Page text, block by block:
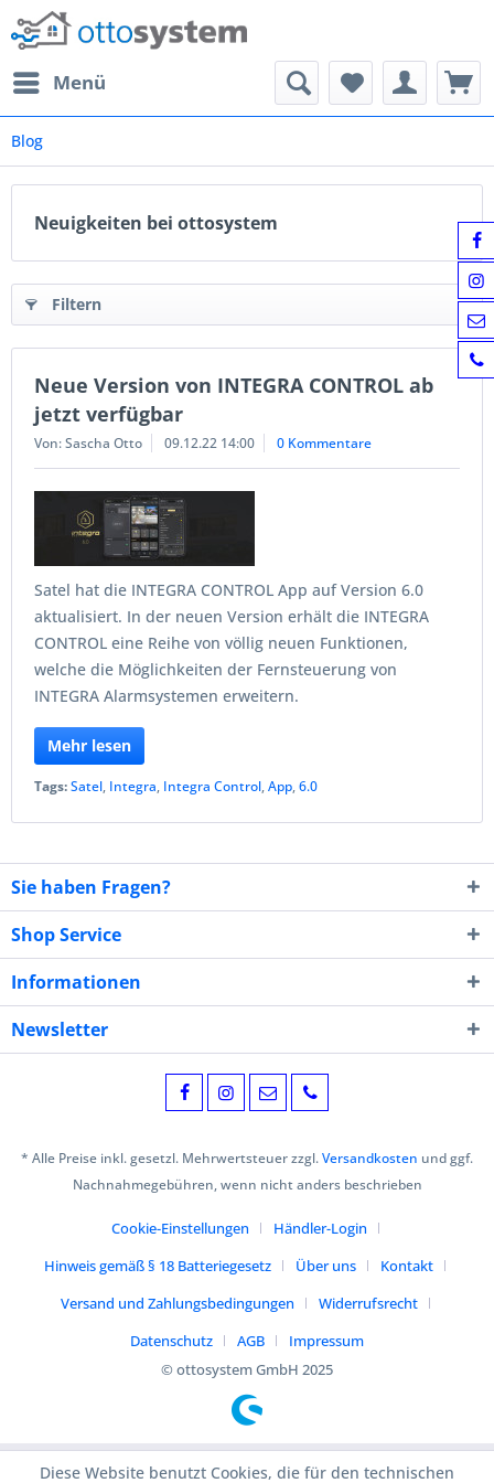
Menü
Blog
Neuigkeiten bei ottosystem
Filtern
Neue Version von INTEGRA CONTROL ab
jetzt verfügbar
Von: Sascha Otto 09.12.22 14:00 0 Kommentare
Satel hat die INTEGRA CONTROL App auf Version 6.0
aktualisiert. In der neuen Version erhält die INTEGRA
CONTROL eine Reihe von völlig neuen Funktionen,
welche die Möglichkeiten der Fernsteuerung von
INTEGRA Alarmsystemen erweitern.
Mehr lesen
Tags:Satel, Integra, Integra Control,App,6.0
Sie haben Fragen?
Shop Service
Informationen
Newsletter
* Alle Preise inkl. gesetzl. Mehrwertsteuer zzgl.Versandkosten und ggf.
Nachnahmegebühren, wenn nicht anders beschrieben
Cookie-Einstellungen
Händler-Login
Hinweis gemäß § 18 Batteriegesetz
Über uns
Kontakt
Versand und Zahlungsbedingungen
Widerrufsrecht
Datenschutz
AGB
Impressum
© ottosystem GmbH 2025
Diese Website benutzt Cookies, die für den technischen